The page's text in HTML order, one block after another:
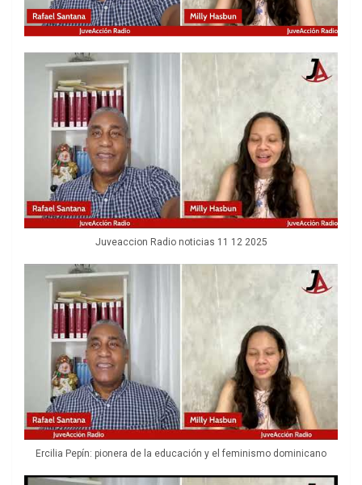
Juveaccion Radio noticias 11 12 2025
Ercilia Pepín: pionera de la educación y el feminismo dominicano